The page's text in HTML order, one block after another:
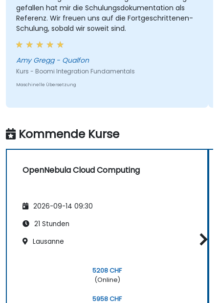
gefallen hat mir die Schulungsdokumentation als
Referenz. Wir freuen uns auf die Fortgeschrittenen-
Schulung, sobald wir soweit sind.
Amy Gregg - Qualfon
Kurs - Boomi Integration Fundamentals
Maschinelle Übersetzung
Kommende Kurse
OpenNebula Cloud Computing
2026-09-14 09:30
21 Stunden
Lausanne
5208 CHF
(Online)
5958 CHF